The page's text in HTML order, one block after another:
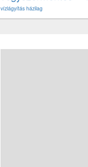
vízlágyítás házilag